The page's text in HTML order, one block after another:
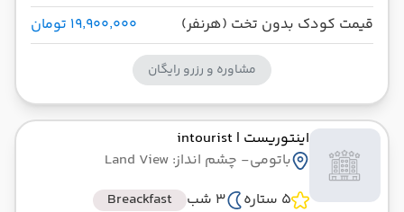
قیمت کودک بدون تخت (هرنفر)
۱۹٬۹۰۰٬۰۰۰ تومان
مشاوره و رزرو رایگان
اینتوریست | intourist
باتومی- چشم انداز: Land View
5 ستاره
3 شب Breackfast